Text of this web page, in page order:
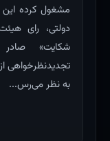
مشغول کرده
دولتی، رای
شکایت»
تجدیدنظرخواهی
به نظر می‌رس...